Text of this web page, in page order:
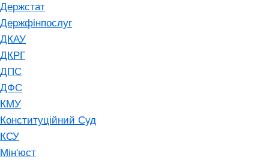
Держстат
Держфінпослуг
ДКАУ
ДКРГ
ДПС
ДФС
КМУ
Конституційний Суд
КСУ
Мін'юст